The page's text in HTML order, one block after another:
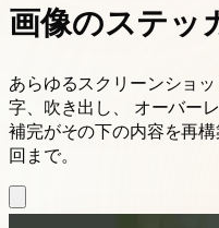
画像のステッ
あらゆるスクリーンショ
字、吹き出し、 オーバー
補完がその下の内容を再
回まで。